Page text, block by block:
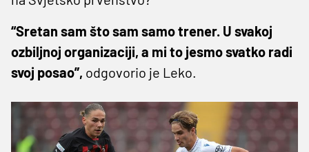
“Sretan sam što sam samo trener. U svakoj
ozbiljnoj organizaciji, a mi to jesmo svatko radi
svoj posao”, odgovorio je Leko.